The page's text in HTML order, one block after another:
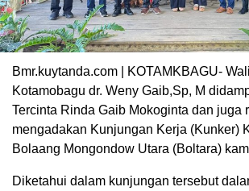
Bmr.kuytanda.com | KOTAMKBAGU-
Kotamobagu dr. Weny Gaib,Sp, M
Tercinta Rinda Gaib Mokoginta dan juga
mengadakan Kunjungan Kerja (Kunker)
Bolaang Mongondow Utara (Boltara)
Diketahui dalam kunjungan tersebut